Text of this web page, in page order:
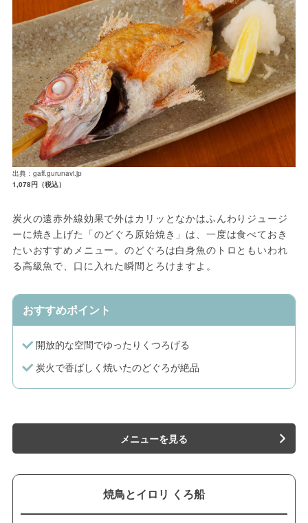
出典：gaff.gurunavi.jp
1,078円（税込）
炭火の遠赤外線効果で外はカリッとなかはふんわりジュージ
ーに焼き上げた「のどぐろ原始焼き」は、一度は食べておき
たいおすすめメニュー。のどぐろは白身魚のトロともいわれ
る高級魚で、口に入れた瞬間とろけますよ。
おすすめポイント
開放的な空間でゆったりくつろげる
炭火で香ばしく焼いたのどぐろが絶品
メニューを見る
焼鳥とイロリ くろ船